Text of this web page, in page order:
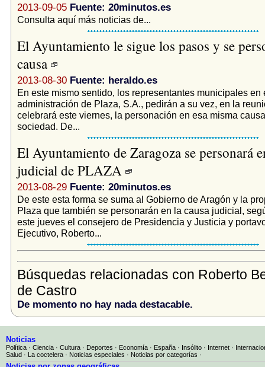
2013-09-05 Fuente: 20minutos.es
Consulta aquí más noticias de...
El Ayuntamiento le sigue los pasos y se
causa
2013-08-30 Fuente: heraldo.es
En este mismo sentido, los representantes municipales en
administración de Plaza, S.A., pedirán a su vez, en la
celebrará este viernes, la personación en esa misma
sociedad. De...
El Ayuntamiento de Zaragoza se personará
judicial de PLAZA
2013-08-29 Fuente: 20minutos.es
De este esta forma se suma al Gobierno de Aragón y la
Plaza que también se personarán en la causa judicial,
este jueves el consejero de Presidencia y Justicia y
Ejecutivo, Roberto...
Búsquedas relacionadas con Roberto
de Castro
De momento no hay nada destacable.
Noticias
Política · Ciencia · Cultura · Deportes · Economía · España · Insólito · Internet ·
Salud · La coctelera · Noticias especiales · Noticias por categorías ·